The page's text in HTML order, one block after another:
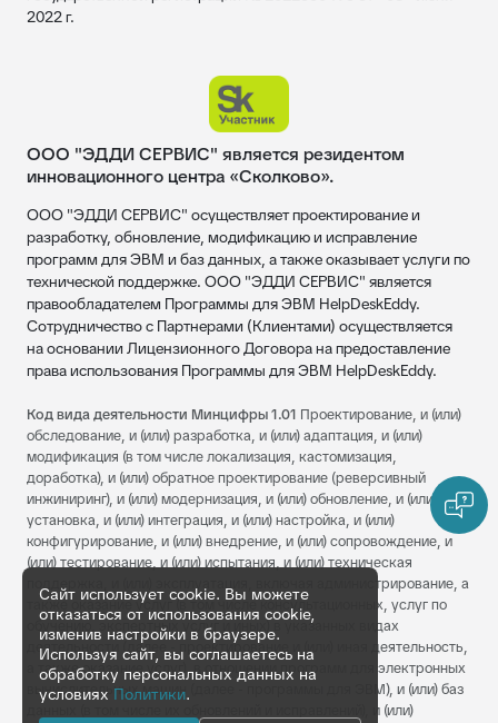
2022 г.
ООО "ЭДДИ СЕРВИС" является резидентом
инновационного центра «Сколково».
ООО "ЭДДИ СЕРВИС" осуществляет проектирование и
разработку, обновление, модификацию и исправление
программ для ЭВМ и баз данных, а также оказывает услуги по
технической поддержке. ООО "ЭДДИ СЕРВИС" является
правообладателем Программы для ЭВМ HelpDeskEddy.
Сотрудничество с Партнерами (Клиентами) осуществляется
на основании Лицензионного Договора на предоставление
права использования Программы для ЭВМ HelpDeskEddy.
Код вида деятельности Минцифры 1.01 Проектирование, и (или)
обследование, и (или) разработка, и (или) адаптация, и (или)
модификация (в том числе локализация, кастомизация,
доработка), и (или) обратное проектирование (реверсивный
инжиниринг), и (или) модернизация, и (или) обновление, и (или)
установка, и (или) интеграция, и (или) настройка, и (или)
конфигурирование, и (или) внедрение, и (или) сопровождение, и
(или) тестирование, и (или) испытания, и (или) техническая
поддержка, и (или) эксплуатация, включая администрирование, а
также оказание услуг (в том числе консультационных, услуг по
обучению, экспертных услуг и иных) в указанных видах
деятельности (далее - проектирование и (или) иная деятельность,
а также оказание услуг), в отношении программ для электронных
вычислительных машин (далее - программы для ЭВМ), и (или) баз
данных (в том числе их обновлений и исправлений), и (или)
Сайт использует cookie. Вы можете
отказаться от использования cookie,
изменив настройки в браузере.
Используя сайт, вы соглашаетесь на
обработку персональных данных на
условиях Политики.